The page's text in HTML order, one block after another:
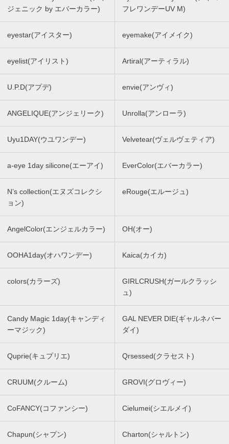
ジェニック by エバーカラー)
フレワンデーUV M)
eyestar(アイスター) eyemake(アイメイク)
eyelist(アイリスト) Artiral(アーティラル)
U.P.D(アプデ) envie(アンヴィ)
ANGELIQUE(アンジェリーク) Unrolla(アンローラ)
Uyu1DAY(ウユワンデー) Velvetear(ヴェルヴェティア)
a-eye 1day silicone(エーアイ) EverColor(エバーカラー)
N’s collection(エヌズコレクシ
ョン)
eRouge(エルージュ)
AngelColor(エンジェルカラー) OH(オー)
OOHA1day(オハワンデー) Kaica(カイカ)
colors(カラーズ)
GIRLCRUSH(ガールクラッシ
ュ)
Candy Magic 1day(キャンディ
ーマジック)
GAL NEVER DIE(ギャルネバー
ダイ)
Quprie(キュプリエ) Qrsessed(クラセスト)
CRUUM(クルーム) GROVI(グロヴィー)
CoFANCY(コファンシー) Cielumei(シエルメイ)
Chapun(シャプン) Charton(シャルトン)